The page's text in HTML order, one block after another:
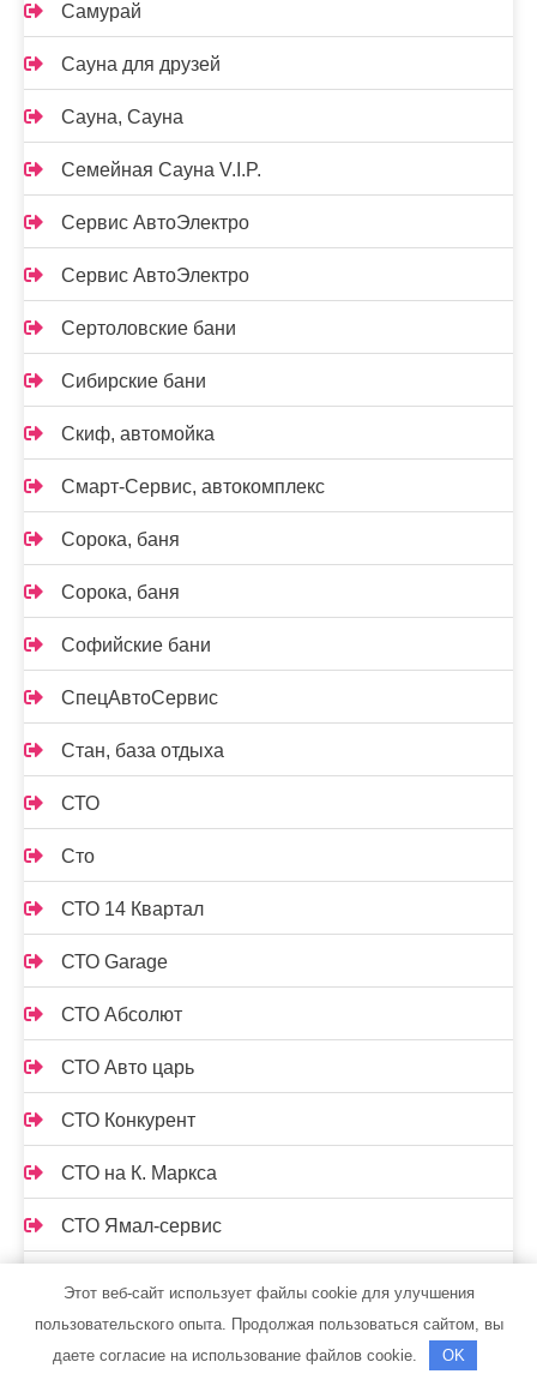
Самурай
Сауна для друзей
Сауна, Сауна
Семейная Сауна V.I.P.
Сервис АвтоЭлектро
Сервис АвтоЭлектро
Сертоловские бани
Сибирские бани
Скиф, автомойка
Смарт-Сервис, автокомплекс
Сорока, баня
Сорока, баня
Софийские бани
СпецАвтоСервис
Стан, база отдыха
СТО
Сто
СТО 14 Квартал
СТО Garage
СТО Абсолют
СТО Авто царь
СТО Конкурент
СТО на К. Маркса
СТО Ямал-сервис
Страдивари, сауна
Этот веб-сайт использует файлы cookie для улучшения
пользовательского опыта. Продолжая пользоваться сайтом, вы
даете согласие на использование файлов cookie.
OK